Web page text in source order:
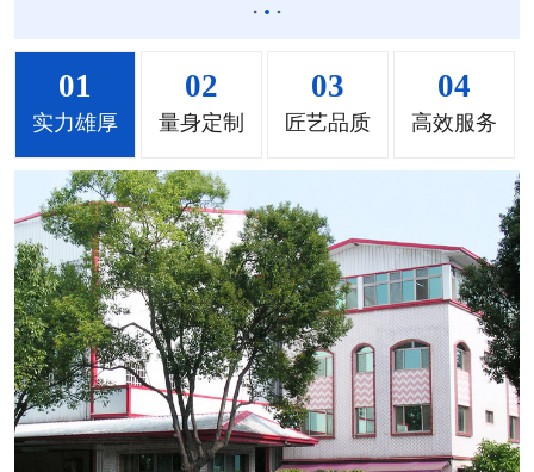
MS-200立式混色...
MH-1000立式混... MH-2000塑料混...
01
实力雄厚
02
量身定制
03
匠艺品质
04
高效服务